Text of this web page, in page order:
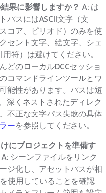
果に影響しますか？ A: は
パスにはASCII文字（文
コア、ピリオド）のみを使
セント文字、絵文字、シェ
用符）は避けてください。
どのローカルDCCセッショ
コマンドラインツールとワ
能性があります。パスは短
深くネストされたディレク
不正な文字パス失敗の具体
ーを参照してください。
にプロジェクトを準備す
A: シーンファイルをリンク
ジ化し、アセットパスが相
使用していることを確認